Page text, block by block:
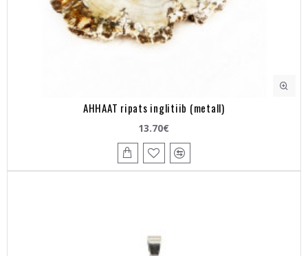
AHHAAT ripats inglitiib (metall)
13.70€